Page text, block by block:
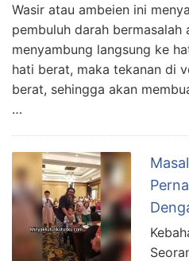
Wasir atau ambeien ini
pembuluh darah
menyambung langsung ke
hati berat, maka tekanan di
berat, sehingga akan
…